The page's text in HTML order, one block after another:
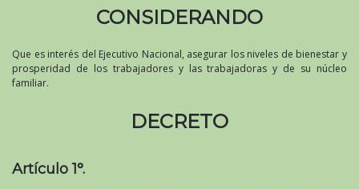
CONSIDERANDO
Que es interés del Ejecutivo Nacional, asegurar los niveles de bienestar y
prosperidad de los trabajadores y las trabajadoras y de su núcleo
familiar.
DECRETO
Artículo 1°.